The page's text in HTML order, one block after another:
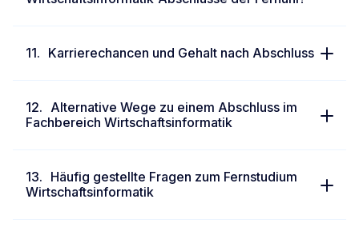
Karrierechancen und Gehalt nach Abschluss
Alternative Wege zu einem Abschluss im
Fachbereich Wirtschaftsinformatik
Häufig gestellte Fragen zum Fernstudium
Wirtschaftsinformatik